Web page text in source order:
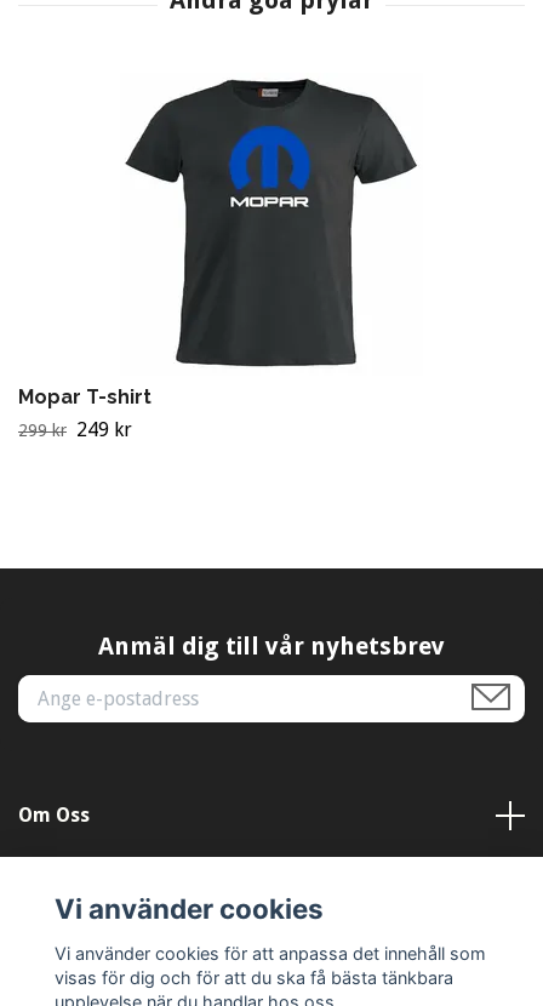
Mopar T-shirt
299 kr 249 kr
Anmäl dig till vår nyhetsbrev
Om Oss
Läs mer
Vi använder cookies
Vi använder cookies för att anpassa det innehåll som
visas för dig och för att du ska få bästa tänkbara
upplevelse när du handlar hos oss.